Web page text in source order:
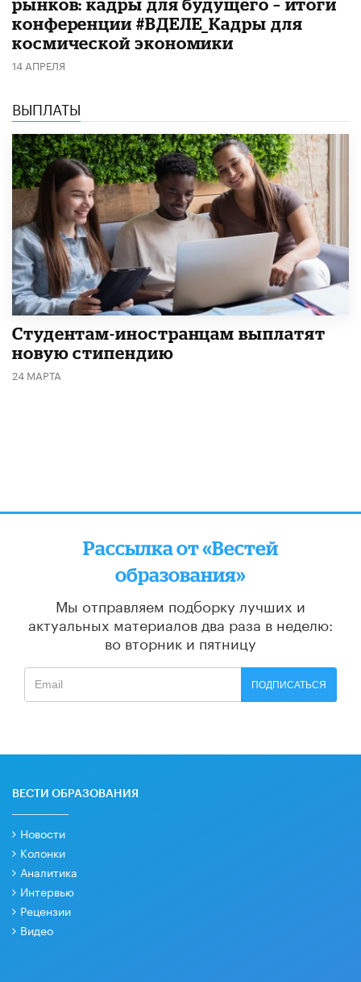
рынков: кадры для будущего – итоги
конференции #ВДЕЛЕ_Кадры для
космической экономики
14 АПРЕЛЯ
ВЫПЛАТЫ
Студентам-иностранцам выплатят
новую стипендию
24 МАРТА
Рассылка от «Вестей
образования»
Мы отправляем подборку лучших и
актуальных материалов два раза в неделю:
во вторник и пятницу
ПОДПИСАТЬСЯ
ВЕСТИ ОБРАЗОВАНИЯ
Новости
Колонки
Аналитика
Интервью
Рецензии
Видео